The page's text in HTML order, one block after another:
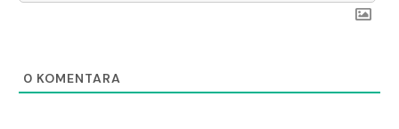
0 KOMENTARA